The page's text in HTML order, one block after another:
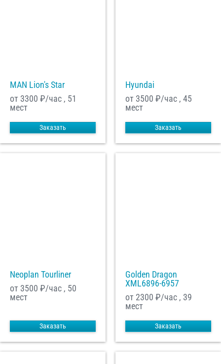
MAN Lion's Star
от 3300 ₽/час , 51
мест
Заказать
Hyundai
от 3500 ₽/час , 45
мест
Заказать
Neoplan Tourliner
от 3500 ₽/час , 50
мест
Заказать
Golden Dragon
XML6896-6957
от 2300 ₽/час , 39
мест
Заказать